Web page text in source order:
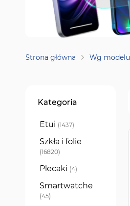
Strona główna Wg modelu
Kategoria
Etui 1437
produkty
Szkła i folie
16820
produkty
Plecaki 4
produkty
Smartwatche
45
produkty